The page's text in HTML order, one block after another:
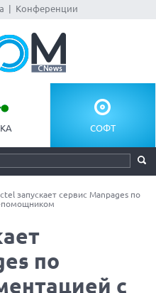
Конференции
СОФТ
запускает сервис Manpages по
помощником
по
с